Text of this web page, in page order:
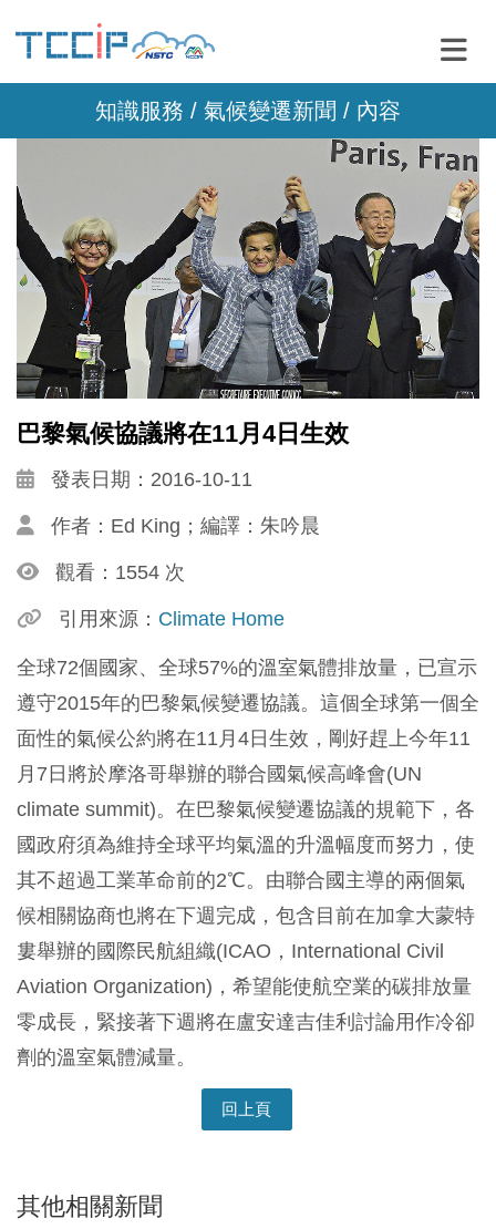
知識服務 / 氣候變遷新聞 / 內容
巴黎氣候協議將在11月4日生效
發表日期：2016-10-11
作者：Ed King；編譯：朱吟晨
觀看：1554 次
引用來源： Climate Home
全球72個國家、全球57%的溫室氣體排放量，已宣示
遵守2015年的巴黎氣候變遷協議。這個全球第一個全
面性的氣候公約將在11月4日生效，剛好趕上今年11
月7日將於摩洛哥舉辦的聯合國氣候高峰會(UN
climate summit)。在巴黎氣候變遷協議的規範下，各
國政府須為維持全球平均氣溫的升溫幅度而努力，使
其不超過工業革命前的2℃。由聯合國主導的兩個氣
候相關協商也將在下週完成，包含目前在加拿大蒙特
婁舉辦的國際民航組織(ICAO，International Civil
Aviation Organization)，希望能使航空業的碳排放量
零成長，緊接著下週將在盧安達吉佳利討論用作冷卻
劑的溫室氣體減量。
回上頁
其他相關新聞